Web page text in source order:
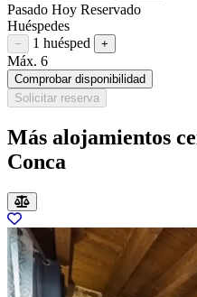
Pasado Hoy Reservado
Huéspedes
Restar huésped
− 1 huésped Sumar huésped
+
Máx. 6
Comprobar disponibilidad
Solicitar reserva
Más alojamientos
Conca